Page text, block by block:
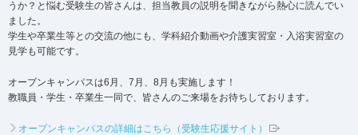
うか？と悩む受験生の皆さんは、担当教員の説明を聞きながら熱心に読んでい
ました。
学生や卒業生等との交流の他にも、学科紹介動画や介護実習室・入浴実習室の
見学も可能です。
オープンキャンパスは6月、7月、8月も実施します！
教職員・学生・卒業生一同で、皆さんのご来場をお待ちしております。
オープンキャンパスの詳細はこちら（受験生応援サイト）